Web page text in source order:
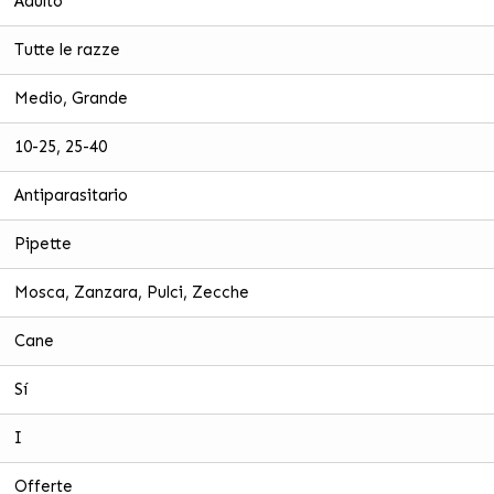
Tutte le razze
Medio, Grande
10-25, 25-40
Antiparasitario
Pipette
Mosca, Zanzara, Pulci, Zecche
Cane
Sí
I
Offerte